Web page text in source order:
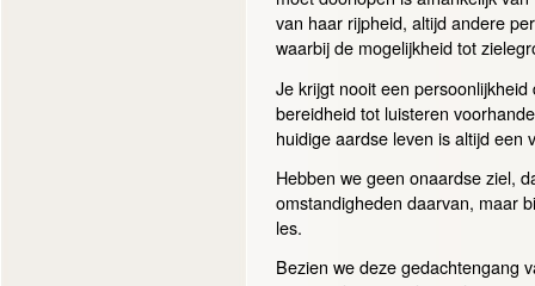
van haar rijpheid, altijd andere
waarbij de mogelijkheid tot
Je krijgt nooit een
bereidheid tot luisteren
huidige aardse leven is altijd
Hebben we geen onaardse ziel,
omstandigheden daarvan, maar
les.
Bezien we deze gedachtengang